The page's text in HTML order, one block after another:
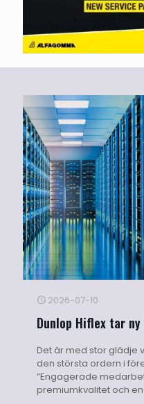
2026-07-10
Dunlop Hiflex tar
Det är med stor glädje
den största ordern i
”Engagerade
premiumkvalitet och